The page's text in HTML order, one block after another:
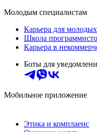
Молодым специалистам
Карьера для
Школа
Карьера в
Боты для
Мобильное приложение
Этика и комплаенс